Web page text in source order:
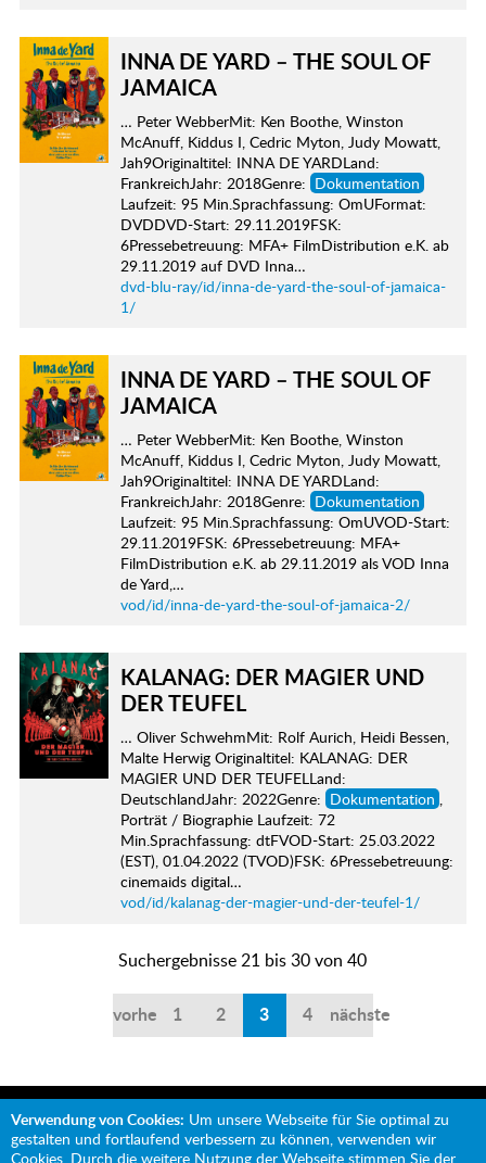
INNA DE YARD – THE SOUL OF
JAMAICA
… Peter WebberMit: Ken Boothe, Winston
McAnuff, Kiddus I, Cedric Myton, Judy Mowatt,
Jah9Originaltitel: INNA DE YARDLand:
FrankreichJahr: 2018Genre: Dokumentation
Laufzeit: 95 Min.Sprachfassung: OmUFormat:
DVDDVD-Start: 29.11.2019FSK:
6Pressebetreuung: MFA+ FilmDistribution e.K. ab
29.11.2019 auf DVD Inna…
dvd-blu-ray/id/inna-de-yard-the-soul-of-jamaica-
1/
INNA DE YARD – THE SOUL OF
JAMAICA
… Peter WebberMit: Ken Boothe, Winston
McAnuff, Kiddus I, Cedric Myton, Judy Mowatt,
Jah9Originaltitel: INNA DE YARDLand:
FrankreichJahr: 2018Genre: Dokumentation
Laufzeit: 95 Min.Sprachfassung: OmUVOD-Start:
29.11.2019FSK: 6Pressebetreuung: MFA+
FilmDistribution e.K. ab 29.11.2019 als VOD Inna
de Yard,…
vod/id/inna-de-yard-the-soul-of-jamaica-2/
KALANAG: DER MAGIER UND
DER TEUFEL
… Oliver SchwehmMit: Rolf Aurich, Heidi Bessen,
Malte Herwig Originaltitel: KALANAG: DER
MAGIER UND DER TEUFELLand:
DeutschlandJahr: 2022Genre: Dokumentation ,
Porträt / Biographie Laufzeit: 72
Min.Sprachfassung: dtFVOD-Start: 25.03.2022
(EST), 01.04.2022 (TVOD)FSK: 6Pressebetreuung:
cinemaids digital…
vod/id/kalanag-der-magier-und-der-teufel-1/
Suchergebnisse 21 bis 30 von 40
vorherige
1 2 3 4 nächste
Verwendung von Cookies: Um unsere Webseite für Sie optimal zu
gestalten und fortlaufend verbessern zu können, verwenden wir
Cookies. Durch die weitere Nutzung der Webseite stimmen Sie der